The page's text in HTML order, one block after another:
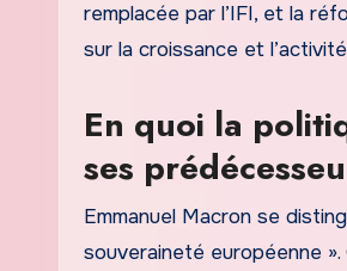
remplacée par l’IFI, et la
sur la croissance et
En quoi la
ses
Emmanuel Macron se
souveraineté européenne